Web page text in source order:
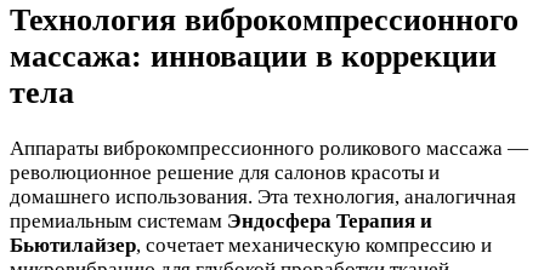
Технология виброкомпрессионного
массажа: инновации в коррекции
тела
Аппараты виброкомпрессионного роликового массажа —
революционное решение для салонов красоты и
домашнего использования. Эта технология, аналогичная
премиальным системам Эндосфера Терапия и
Бьютилайзер, сочетает механическую компрессию и